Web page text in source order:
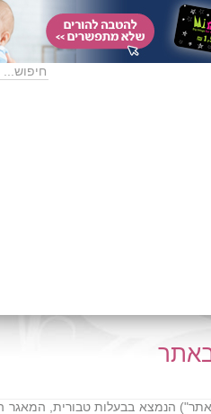
באתר
הנמצא בבעלות טבורית, המאגר